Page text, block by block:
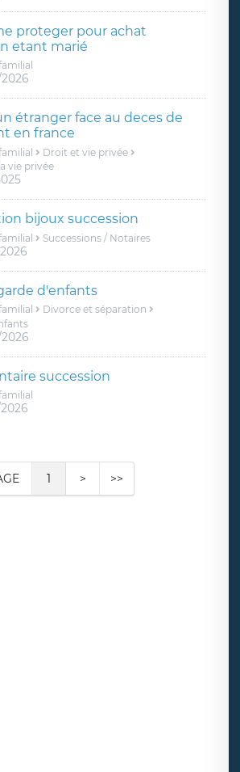
proteger pour achat
etant marié
étranger face au deces de
en france
Droit et vie privée
vie privée
bijoux succession
Successions / Notaires
d'enfants
Divorce et séparation
succession
1 > >>